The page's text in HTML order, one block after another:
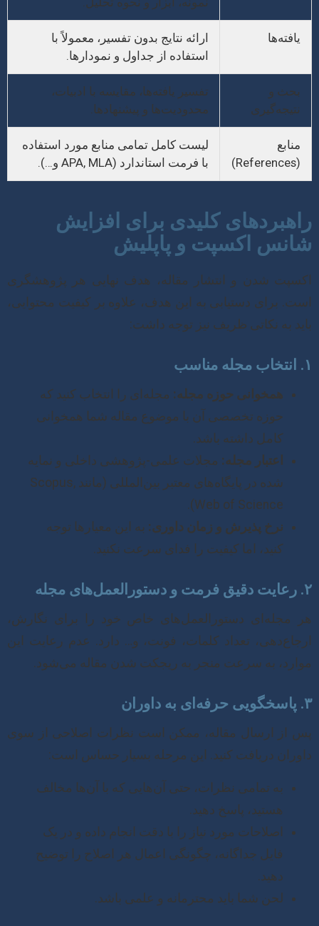
یافته‌ها
ارائه نتایج بدون تفسیر، معمولاً با
استفاده از جداول و نمودارها.
بحث و
نتیجه‌گیری
تفسیر یافته‌ها، مقایسه با ادبیات،
محدودیت‌ها و پیشنهادها.
منابع
(References)
لیست کامل تمامی منابع مورد استفاده
با فرمت استاندارد (APA, MLA و…).
راهبردهای کلیدی برای افزایش
شانس اکسپت و پاپلیش
اکسپت شدن و انتشار مقاله، هدف نهایی هر پژوهشگری
است. برای دستیابی به این هدف، علاوه بر کیفیت محتوایی،
باید به نکاتی ظریف نیز توجه داشت:
۱. انتخاب مجله مناسب
همخوانی حوزه مجله: مجله‌ای را انتخاب کنید که
حوزه تخصصی آن با موضوع مقاله شما همخوانی
کامل داشته باشد.
اعتبار مجله: مجلات علمی-پژوهشی داخلی و نمایه
شده در پایگاه‌های معتبر بین‌المللی (مانند Scopus,
Web of Science).
نرخ پذیرش و زمان داوری: به این معیارها توجه
کنید، اما کیفیت را فدای سرعت نکنید.
۲. رعایت دقیق فرمت و دستورالعمل‌های مجله
هر مجله‌ای دستورالعمل‌های خاص خود را برای نگارش،
ارجاع‌دهی، تعداد کلمات، فونت، و… دارد. عدم رعایت این
موارد، به سرعت منجر به ریجکت شدن مقاله می‌شود.
۳. پاسخگویی حرفه‌ای به داوران
پس از ارسال مقاله، ممکن است نظرات اصلاحی از سوی
داوران دریافت کنید. این مرحله بسیار حساس است:
به تمامی نظرات، حتی آن‌هایی که با آن‌ها مخالف
هستید، پاسخ دهید.
اصلاحات مورد نیاز را با دقت انجام داده و در یک
فایل جداگانه، چگونگی اعمال هر اصلاح را توضیح
دهید.
لحن شما باید محترمانه و علمی باشد.